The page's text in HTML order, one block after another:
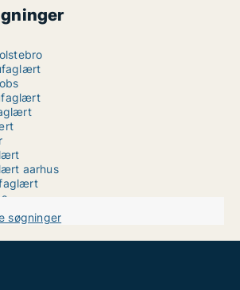
aarhus
sygehus
søgninger